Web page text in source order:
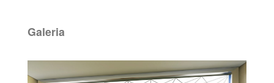
Galeria